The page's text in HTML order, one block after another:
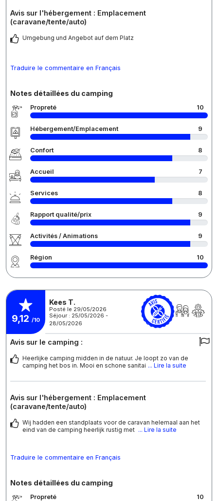
Avis sur l'hébergement : Emplacement
(caravane/tente/auto)
Umgebung und Angebot auf dem Platz
Traduire le commentaire en Français
Notes détaillées du camping
Propreté 10
Hébergement/Emplacement 9
Confort 8
Accueil 7
Services 8
Rapport qualité/prix 9
Activités / Animations 9
Région 10
9,12 /10
Kees T.
Posté le 29/05/2026
Séjour : 25/05/2026 -
28/05/2026
Avis sur le camping :
Heerlijke camping midden in de natuur. Je loopt zo van de
camping het bos in. Mooi en schone sanitai ... Lire la suite
Avis sur l'hébergement : Emplacement
(caravane/tente/auto)
Wij hadden een standplaats voor de caravan helemaal aan het
eind van de camping heerlijk rustig met ... Lire la suite
Traduire le commentaire en Français
Notes détaillées du camping
Propreté 10